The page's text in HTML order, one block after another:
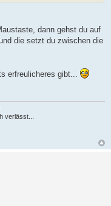
dann gehst du auf
die setzt du zwischen die
erfreulicheres gibt...
verlässt...